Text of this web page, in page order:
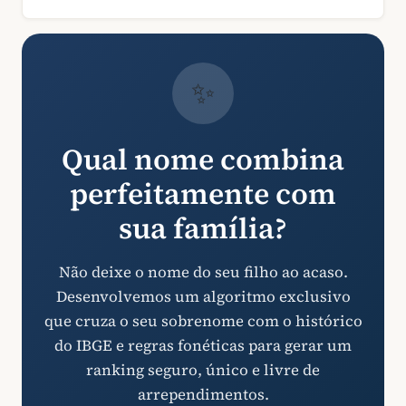
✨
Qual nome combina
perfeitamente com
sua família?
Não deixe o nome do seu filho ao acaso.
Desenvolvemos um algoritmo exclusivo
que cruza o seu sobrenome com o histórico
do IBGE e regras fonéticas para gerar um
ranking seguro, único e livre de
arrependimentos.